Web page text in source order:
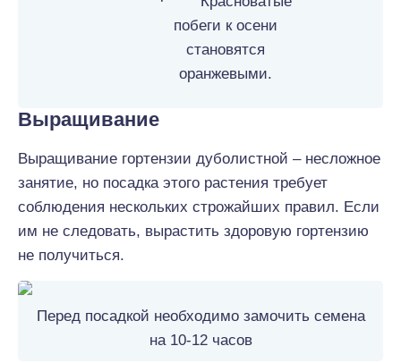
побеги к осени
становятся
оранжевыми.
Выращивание
Выращивание гортензии дуболистной – несложное
занятие, но посадка этого растения требует
соблюдения нескольких строжайших правил. Если
им не следовать, вырастить здоровую гортензию
не получиться.
Перед посадкой необходимо замочить семена
на 10-12 часов